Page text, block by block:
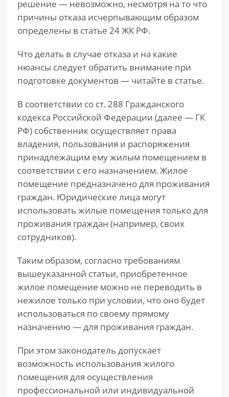
решение — невозможно, несмотря на то что
причины отказа исчерпывающим образом
определены в статье 24 ЖК РФ.
Что делать в случае отказа и на какие
нюансы следует обратить внимание при
подготовке документов — читайте в статье.
В соответствии со ст. 288 Гражданского
кодекса Российской Федерации (далее — ГК
РФ) собственник осуществляет права
владения, пользования и распоряжения
принадлежащим ему жилым помещением в
соответствии с его назначением. Жилое
помещение предназначено для проживания
граждан. Юридические лица могут
использовать жилые помещения только для
проживания граждан (например, своих
сотрудников).
Таким образом, согласно требованиям
вышеуказанной статьи, приобретенное
жилое помещение можно не переводить в
нежилое только при условии, что оно будет
использоваться по своему прямому
назначению — для проживания граждан.
При этом законодатель допускает
возможность использования жилого
помещения для осуществления
профессиональной или индивидуальной